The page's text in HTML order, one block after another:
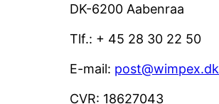
DK-6200 Aabenraa
Tlf.: + 45 28 30 22 50
E-mail: post@wimpex.dk
CVR: 18627043